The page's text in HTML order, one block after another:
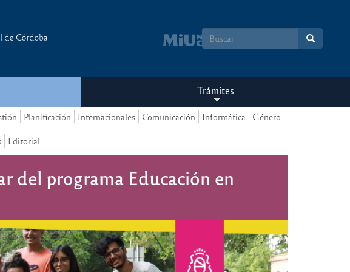
Formulario
búsqueda
Trámites
Planificación Internacionales Comunicación Informática Género
Editorial
del programa Educación en